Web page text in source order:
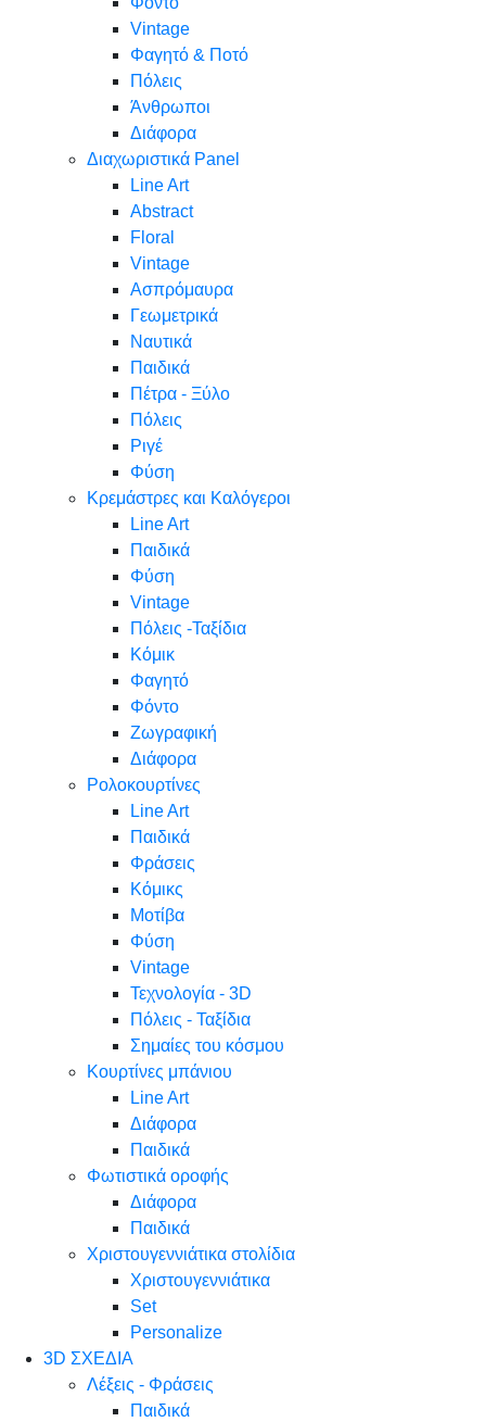
Vintage
Φαγητό & Ποτό
Πόλεις
Άνθρωποι
Διάφορα
Διαχωριστικά Panel
Line Art
Abstract
Floral
Vintage
Ασπρόμαυρα
Γεωμετρικά
Ναυτικά
Παιδικά
Πέτρα - Ξύλο
Πόλεις
Ριγέ
Φύση
Κρεμάστρες και Καλόγεροι
Line Art
Παιδικά
Φύση
Vintage
Πόλεις -Ταξίδια
Κόμικ
Φαγητό
Φόντο
Ζωγραφική
Διάφορα
Ρολοκουρτίνες
Line Art
Παιδικά
Φράσεις
Κόμικς
Μοτίβα
Φύση
Vintage
Τεχνολογία - 3D
Πόλεις - Ταξίδια
Σημαίες του κόσμου
Κουρτίνες μπάνιου
Line Art
Διάφορα
Παιδικά
Φωτιστικά οροφής
Διάφορα
Παιδικά
Χριστουγεννιάτικα στολίδια
Χριστουγεννιάτικα
Set
Personalize
3D ΣΧΕΔΙΑ
Λέξεις - Φράσεις
Παιδικά